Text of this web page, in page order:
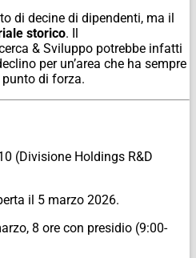
di decine di dipendenti, ma il
storico. Il
& Sviluppo potrebbe infatti
per un’area che ha sempre
di forza.
(Divisione Holdings R&D
il 5 marzo 2026.
8 ore con presidio (9:00-